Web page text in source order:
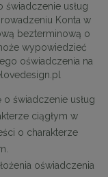
usług
Konta w
bezterminową o
wypowiedzieć
oświadczenia na
świadczenie usług
ciągłym w
o charakterze
oświadczenia